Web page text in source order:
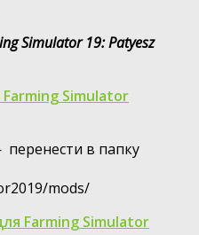
Simulator 19: Patyesz
Simulator
в папку
mods/
Farming Simulator